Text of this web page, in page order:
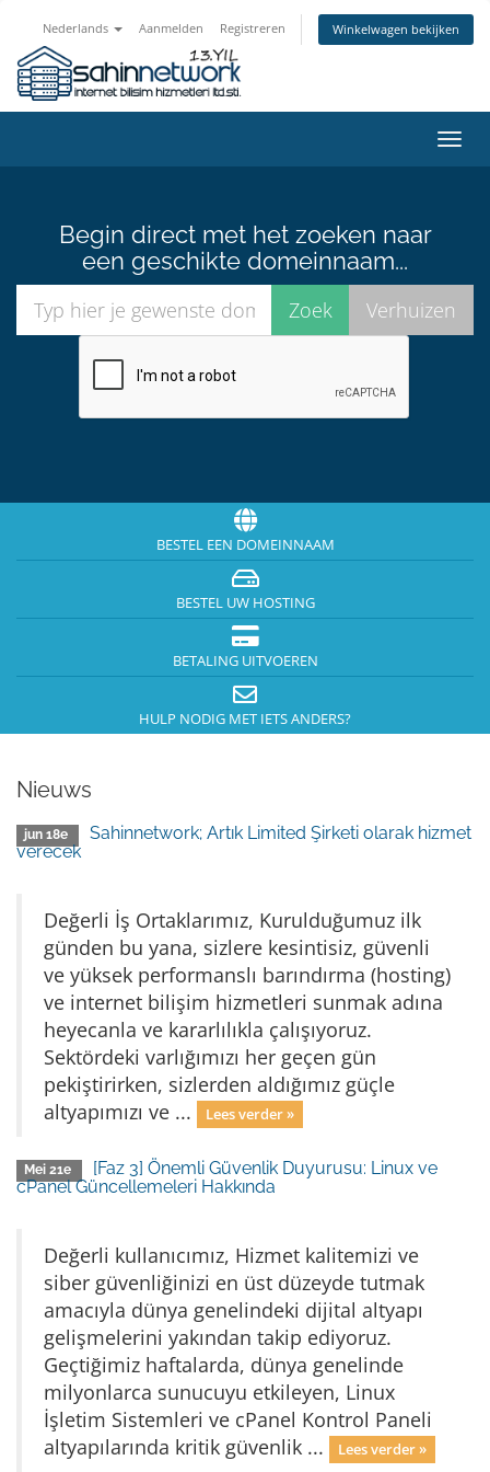
Nederlands Aanmelden Registreren Winkelwagen bekijken
in-/
Begin direct met het zoeken naar
een geschikte domeinnaam...
BESTEL EEN DOMEINNAAM
BESTEL UW HOSTING
BETALING UITVOEREN
HULP NODIG MET IETS ANDERS?
Nieuws
jun 18e
Sahinnetwork; Artık Limited Şirketi olarak hizmet
verecek
Değerli İş Ortaklarımız, Kurulduğumuz ilk
günden bu yana, sizlere kesintisiz, güvenli
ve yüksek performanslı barındırma (hosting)
ve internet bilişim hizmetleri sunmak adına
heyecanla ve kararlılıkla çalışıyoruz.
Sektördeki varlığımızı her geçen gün
pekiştirirken, sizlerden aldığımız güçle
altyapımızı ve ...
Lees verder »
Mei 21e
[Faz 3] Önemli Güvenlik Duyurusu: Linux ve
cPanel Güncellemeleri Hakkında
Değerli kullanıcımız, Hizmet kalitemizi ve
siber güvenliğinizi en üst düzeyde tutmak
amacıyla dünya genelindeki dijital altyapı
gelişmelerini yakından takip ediyoruz.
Geçtiğimiz haftalarda, dünya genelinde
milyonlarca sunucuyu etkileyen, Linux
İşletim Sistemleri ve cPanel Kontrol Paneli
altyapılarında kritik güvenlik ...
Lees verder »